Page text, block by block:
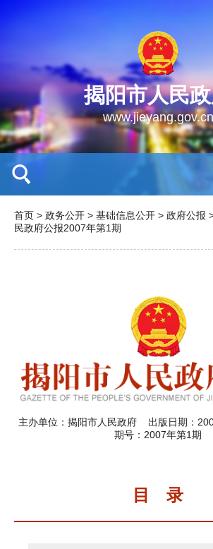
揭阳市人民
www.jieyang.gov.cn
首页 > 政务公开 > 基础信息公开 > 政府公报
民政府公报2007年第1期
主办单位：揭阳市人民政府 出版日期：
期号：2007年第1期
目 录